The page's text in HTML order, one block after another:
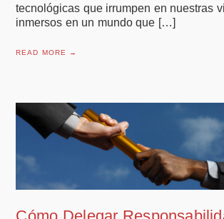
tecnológicas que irrumpen en nuestras
inmersos en un mundo que […]
READ MORE →